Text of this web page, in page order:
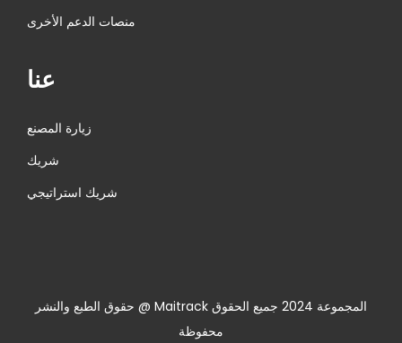
منصات الدعم الأخرى
عنا
زيارة المصنع
شريك
شريك استراتيجي
حقوق الطبع والنشر @ Maitrack المجموعة 2024 جميع الحقوق
محفوظة